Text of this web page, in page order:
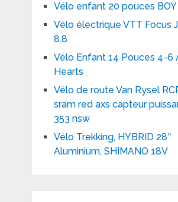
Vélo enfant 20 pouces BOY
Vélo électrique VTT Focus
8.8
Vélo Enfant 14 Pouces 4-6
Hearts
Vélo de route Van Rysel
sram red axs capteur
353 nsw
Vélo Trekking, HYBRID 28″
Aluminium, SHIMANO 18V